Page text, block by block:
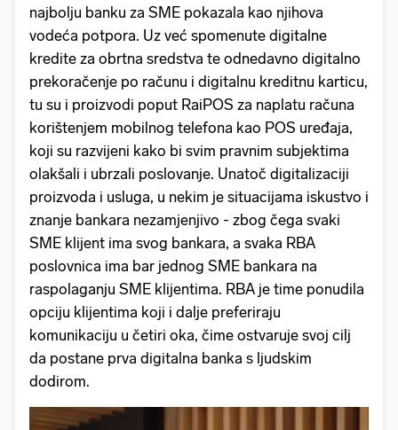
najbolju banku za SME pokazala kao njihova
vodeća potpora. Uz već spomenute digitalne
kredite za obrtna sredstva te odnedavno digitalno
prekoračenje po računu i digitalnu kreditnu karticu,
tu su i proizvodi poput RaiPOS za naplatu računa
korištenjem mobilnog telefona kao POS uređaja,
koji su razvijeni kako bi svim pravnim subjektima
olakšali i ubrzali poslovanje. Unatoč digitalizaciji
proizvoda i usluga, u nekim je situacijama iskustvo i
znanje bankara nezamjenjivo - zbog čega svaki
SME klijent ima svog bankara, a svaka RBA
poslovnica ima bar jednog SME bankara na
raspolaganju SME klijentima. RBA je time ponudila
opciju klijentima koji i dalje preferiraju
komunikaciju u četiri oka, čime ostvaruje svoj cilj
da postane prva digitalna banka s ljudskim
dodirom.